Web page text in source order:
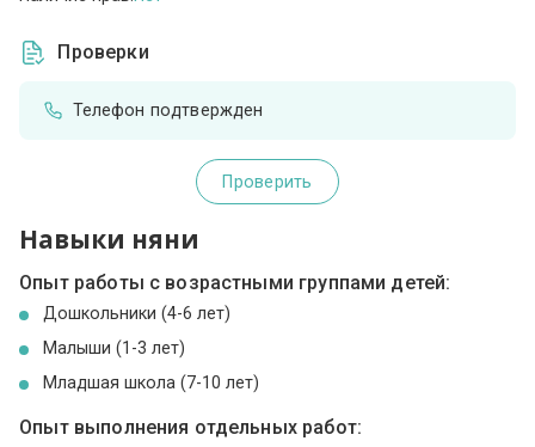
Проверки
Телефон подтвержден
Проверить
Навыки няни
Опыт работы с возрастными группами детей:
Дошкольники (4-6 лет)
Малыши (1-3 лет)
Младшая школа (7-10 лет)
Опыт выполнения отдельных работ: